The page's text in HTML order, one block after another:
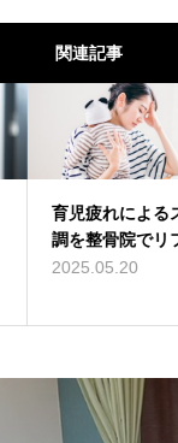
関連記事
育児疲れによるスト
調を整骨院でリフ
2025.05.20